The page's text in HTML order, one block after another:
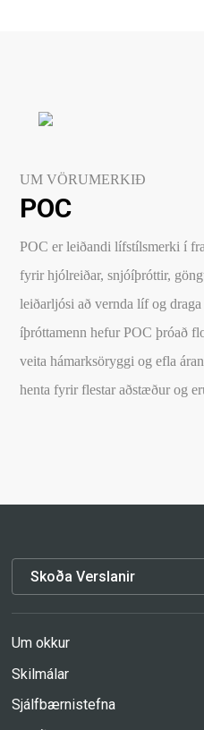
UM VÖRUMERKIÐ
POC
POC er leiðandi lífstílsmerki í
fyrir hjólreiðar, snjóíþróttir,
leiðarljósi að vernda líf og
íþróttamenn hefur POC þróað
veita hámarksöryggi og efla
henta fyrir flestar aðstæður og
Skoða Verslanir
Um okkur
Skilmálar
Sjálfbærnistefna